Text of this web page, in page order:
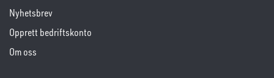
Nyhetsbrev
Opprett bedriftskonto
Om oss